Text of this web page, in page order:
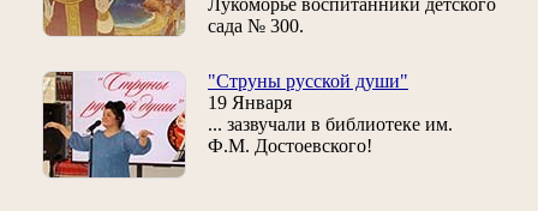
Лукоморье воспитанники детского
сада № 300.
"Струны русской души"
19 Января
... зазвучали в библиотеке им.
Ф.М. Достоевского!